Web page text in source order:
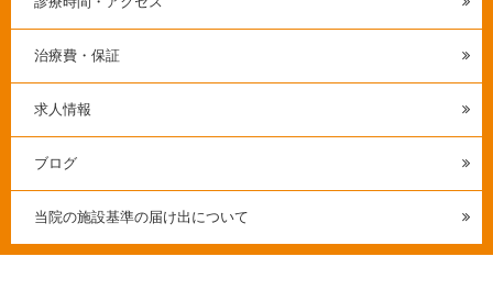
治療費・保証
求人情報
ブログ
当院の施設基準の届け出について